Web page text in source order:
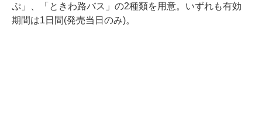
ぷ」、「ときわ路バス」の2種類を用意。いずれも有効
期間は1日間(発売当日のみ)。